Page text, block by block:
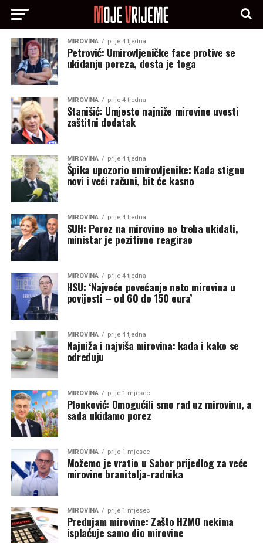
MIROVINA prije 4 tjedna
Petrović: Umirovljeničke face protive se
ukidanju poreza, dosta je toga
MIROVINA prije 4 tjedna
Stanišić: Umjesto najniže mirovine uvesti
zaštitni dodatak
MIROVINA prije 4 tjedna
Špika upozorio umirovljenike: Kada stignu
novi i veći računi, bit će kasno
MIROVINA prije 4 tjedna
SUH: Porez na mirovine ne treba ukidati,
ministar je pozitivno reagirao
MIROVINA prije 4 tjedna
HSU: ‘Najveće povećanje neto mirovina u
povijesti – od 60 do 150 eura’
MIROVINA prije 4 tjedna
Najniža i najviša mirovina: kada i kako se
određuju
MIROVINA prije 1 mjesec
Plenković: Omogućili smo rad uz mirovinu, a
sada ukidamo porez
MIROVINA prije 1 mjesec
Možemo je vratio u Sabor prijedlog za veće
mirovine branitelja-radnika
MIROVINA prije 1 mjesec
Predujam mirovine: Zašto HZMO nekima
isplaćuje samo dio mirovine